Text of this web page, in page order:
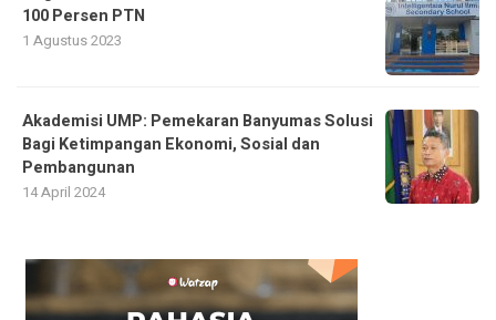
100 Persen PTN
1 Agustus 2023
Akademisi UMP: Pemekaran Banyumas Solusi
Bagi Ketimpangan Ekonomi, Sosial dan
Pembangunan
14 April 2024